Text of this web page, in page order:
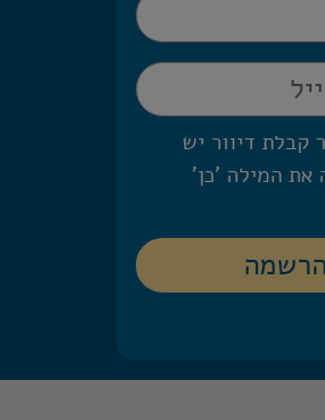
קבלת דיוור יש
את המילה 'כן'